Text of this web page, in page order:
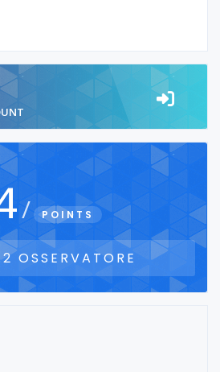
/ POINTS
OSSERVATORE